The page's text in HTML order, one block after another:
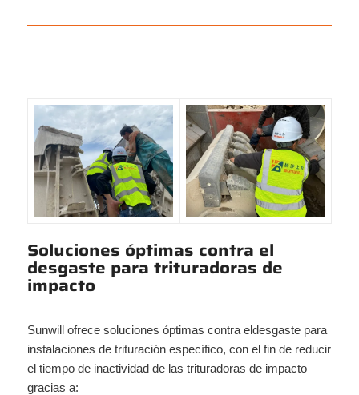
Soluciones óptimas contra el
desgaste para trituradoras de
impacto
Sunwill ofrece soluciones óptimas contra eldesgaste para
instalaciones de trituración específico, con el fin de reducir
el tiempo de inactividad de las trituradoras de impacto
gracias a: